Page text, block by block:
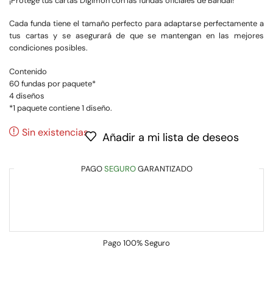
Cada funda tiene el tamaño perfecto para adaptarse perfectamente a
tus cartas y se asegurará de que se mantengan en las mejores
condiciones posibles.
Contenido
60 fundas por paquete*
4 diseños
*1 paquete contiene 1 diseño.
Sin existencias Añadir a mi lista de deseos
PAGOSEGUROGARANTIZADO
Pago 100% Seguro